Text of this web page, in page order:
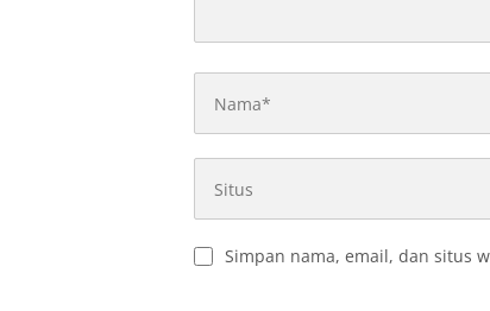
Simpan nama, email, dan situs